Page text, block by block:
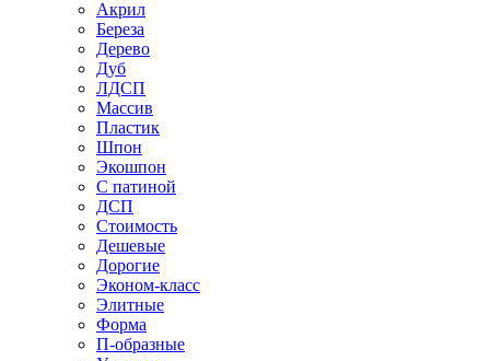
Акрил
Береза
Дерево
Дуб
ЛДСП
Массив
Пластик
Шпон
Экошпон
С патиной
ДСП
Стоимость
Дешевые
Дорогие
Эконом-класс
Элитные
Форма
П-образные